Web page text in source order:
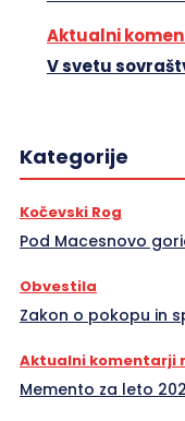
Aktualni
V svetu
Kategorije
Kočevski Rog
Pod Macesnovo
Obvestila
Zakon o pokopu in
Aktualni komentarji
Memento za leto